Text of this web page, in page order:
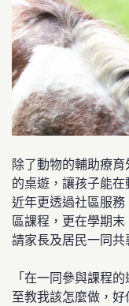
除了動物的輔助療
的桌遊，讓孩子能
近年更透過社區服
區課程，更在學期
請家長及居民一同共
「在一同參與課程
至教我該怎麼做，